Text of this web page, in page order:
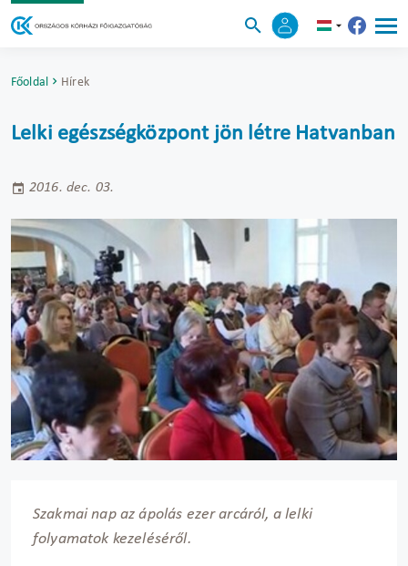
Főoldal Hírek
Lelki egészségközpont jön létre Hatvanban
2016. dec. 03.
Szakmai nap az ápolás ezer arcáról, a lelki
folyamatok kezeléséről.